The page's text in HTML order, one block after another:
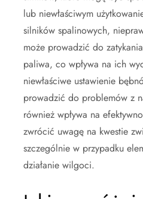
lub niewłaściwym
silników spalinowych,
może prowadzić do
paliwa, co wpływa na ich
niewłaściwe ustawienie
prowadzić do problemów z
również wpływa na
zwrócić uwagę na kwestie
szczególnie w przypadku
działanie wilgoci.